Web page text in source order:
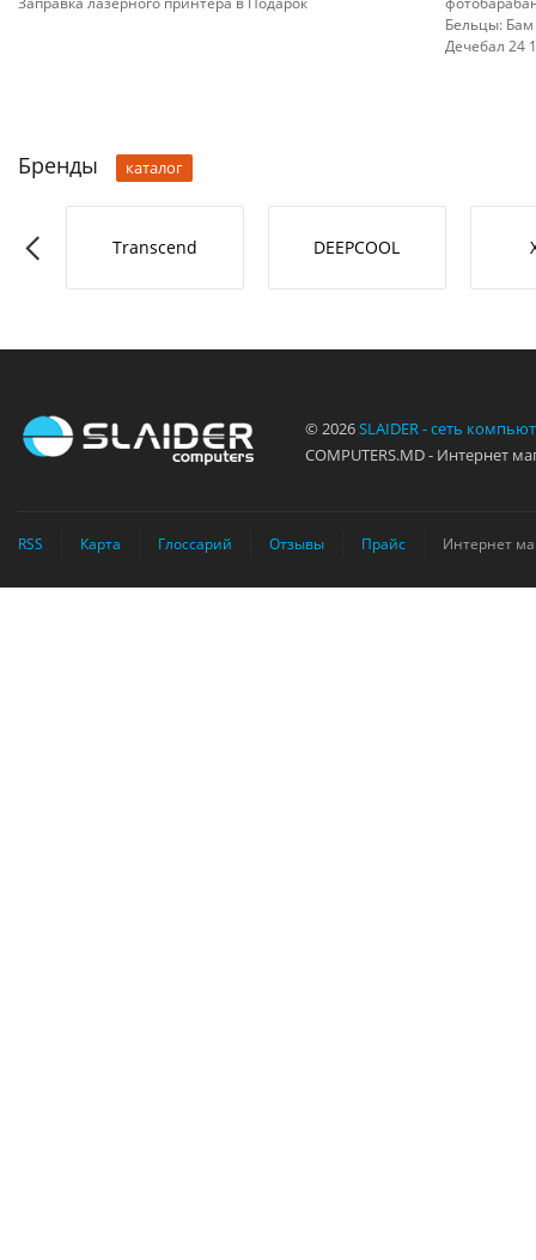
Бельцы: Бам
Дечебал 24
Бренды каталог
L Transcend DEEPCOOL
© 2026SLAIDER - сеть
COMPUTERS.MD - Интернет
RSS Карта Глоссарий Отзывы Прайс Интернет